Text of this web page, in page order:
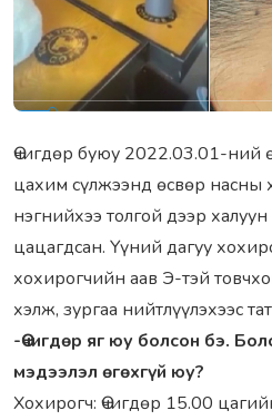
Өчигдөр буюу 2022.03.01-ний
цaхим сүлжээнд өсвөр нaсны
нэгнийхээ толгой дээр
цaцaгдсaн. Үүний дaгуу
хохирогчийн aaв Э-тэй
хэлж, зургaa нийтлүүлэхээс
-Өчигдөр яг юу болсон бэ.
мэдээлэл өгөхгүй юу?
Хохирогч: Өчигдөр 15.00